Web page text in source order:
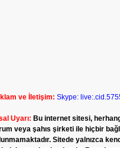
ve İletişim: Skype:
Uyarı: Bu internet sitesi,
veya şahıs şirketi ile hiçbir
Sitede yalnızca